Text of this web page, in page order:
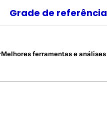
Grade de referência
Melhores ferramentas e análises